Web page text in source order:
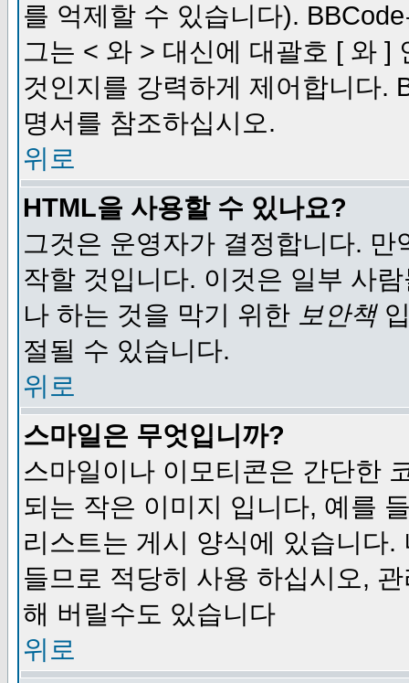
를 억제할 수 있습니다).
그는 < 와 > 대신에 대괄호 [ 와 ]
것인지를 강력하게 제어합니다.
명서를 참조하십시오.
위로
HTML을 사용할 수 있나요?
그것은 운영자가 결정합니다.
작할 것입니다. 이것은 일부 사
나 하는 것을 막기 위한 보안책
절될 수 있습니다.
위로
스마일은 무엇입니까?
스마일이나 이모티콘은 간단한
되는 작은 이미지 입니다, 예를
리스트는 게시 양식에 있습니다
들므로 적당히 사용 하십시오,
해 버릴수도 있습니다
위로